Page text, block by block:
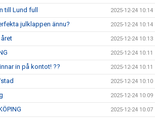
till Lund full 2025-12-24 10:14
julklappen ännu? 2025-12-24 10:14
2025-12-24 10:13
2025-12-24 10:11
in på kontot! ?? 2025-12-24 10:11
2025-12-24 10:10
2025-12-24 10:09
2025-12-24 10:07